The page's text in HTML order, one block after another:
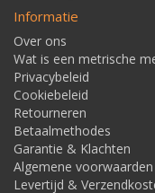
Informatie
Over ons
Wat is een metrische
Privacybeleid
Cookiebeleid
Retourneren
Betaalmethodes
Garantie & Klachten
Algemene voorwaarden
Levertijd &